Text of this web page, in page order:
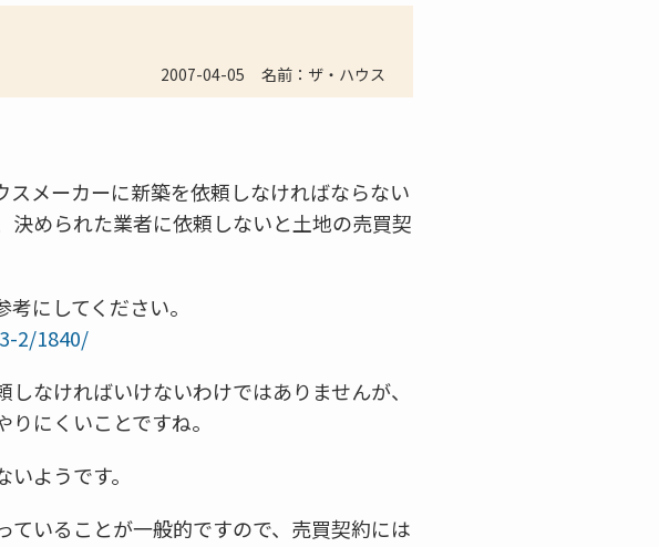
2007-04-05 名前：ザ・ハウス
メーカーに新築を依頼しなければならない
められた業者に依頼しないと土地の売買契
にしてください。
2/1840/
なければいけないわけではありませんが、
にくいことですね。
ようです。
いることが一般的ですので、売買契約には